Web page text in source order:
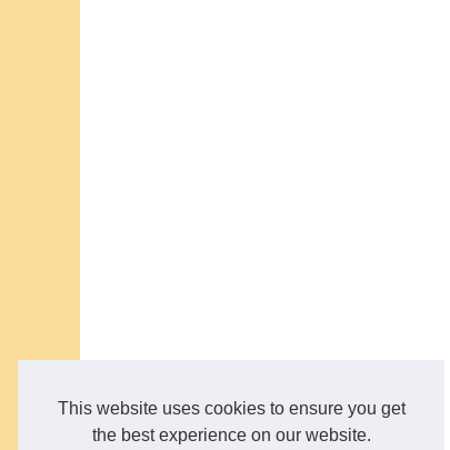
This website uses cookies to ensure you get
the best experience on our website.